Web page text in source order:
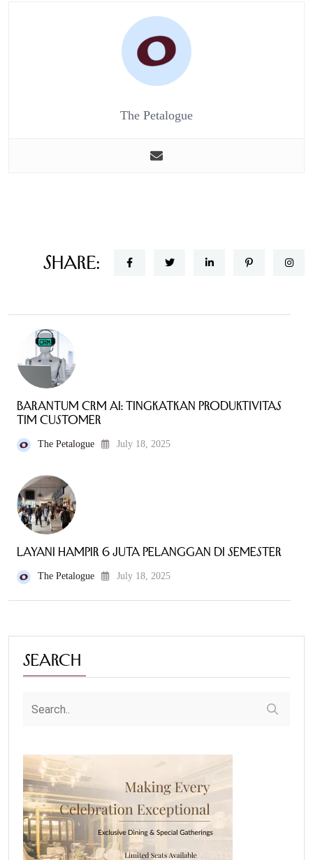
The Petalogue
Share:
Barantum CRM AI: Tingkatkan Produktivitas
Tim Customer
The Petalogue July 18, 2025
Layani Hampir 6 Juta Pelanggan di Semester
The Petalogue July 18, 2025
Search